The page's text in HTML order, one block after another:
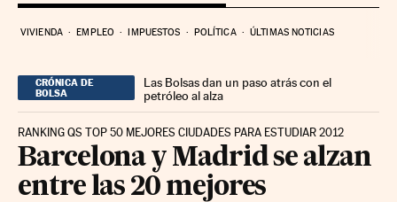
VIVIENDA EMPLEO IMPUESTOS POLÍTICA ÚLTIMAS NOTICIAS
CRÓNICA DE
BOLSA
Las Bolsas dan un paso atrás con el
petróleo al alza
RANKING QS TOP 50 MEJORES CIUDADES PARA ESTUDIAR 2012
Barcelona y Madrid se alzan
entre las 20 mejores